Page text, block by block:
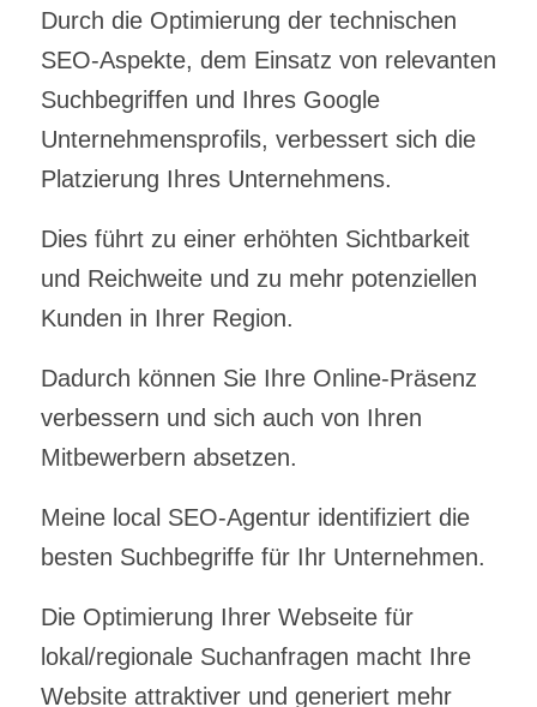
Durch die Optimierung der technischen
SEO-Aspekte, dem Einsatz von relevanten
Suchbegriffen und Ihres Google
Unternehmensprofils, verbessert sich die
Platzierung Ihres Unternehmens.
Dies führt zu einer erhöhten Sichtbarkeit
und Reichweite und zu mehr potenziellen
Kunden in Ihrer Region.
Dadurch können Sie Ihre Online-Präsenz
verbessern und sich auch von Ihren
Mitbewerbern absetzen.
Meine local SEO-Agentur identifiziert die
besten Suchbegriffe für Ihr Unternehmen.
Die Optimierung Ihrer Webseite für
lokal/regionale Suchanfragen macht Ihre
Website attraktiver und generiert mehr